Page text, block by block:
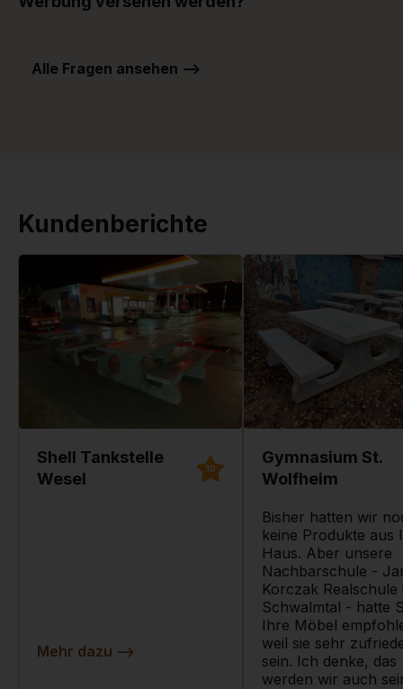
Alle Fragen ansehen -->
Kundenberichte
Shell Tankstelle
Wesel
10
Mehr dazu -->
Gymnasium St.
Wolfheim
Bisher hatten wir
keine Produkte aus
Haus. Aber unsere
Nachbarschule -
Korczak Realschule
Schwalmtal - hatte
Ihre Möbel
weil sie sehr
sein. Ich denke, das
werden wir auch